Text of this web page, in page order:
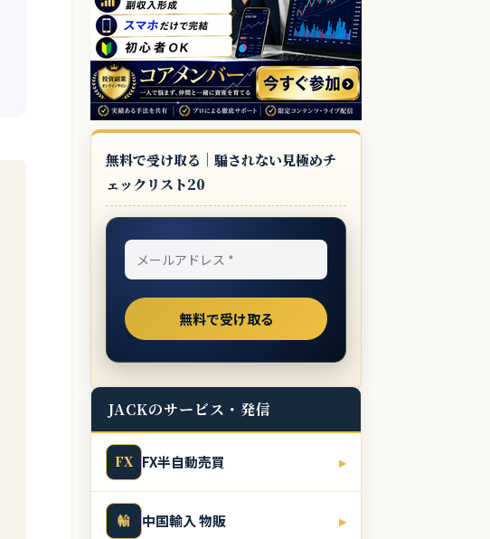
無料で受け取る｜騙されない見極めチ
ェックリスト20
JACKのサービス・発信
FX FX半自動売買 ▸
輸 中国輸入 物販 ▸